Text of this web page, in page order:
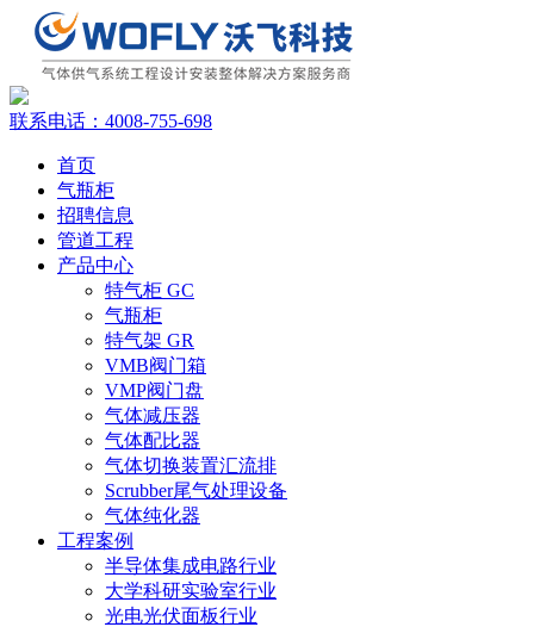
联系电话： 4008-755-698
首页
气瓶柜
招聘信息
管道工程
产品中心
特气柜 GC
气瓶柜
特气架 GR
VMB阀门箱
VMP阀门盘
气体减压器
气体配比器
气体切换装置汇流排
Scrubber尾气处理设备
气体纯化器
工程案例
半导体集成电路行业
大学科研实验室行业
光电光伏面板行业